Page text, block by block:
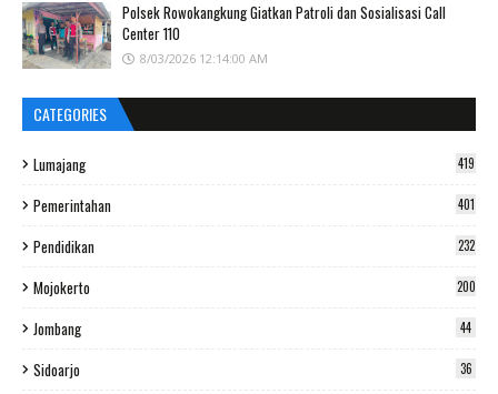
Polsek Rowokangkung Giatkan Patroli dan Sosialisasi Call
Center 110
8/03/2026 12:14:00 AM
CATEGORIES
Lumajang 419
Pemerintahan 401
Pendidikan 232
Mojokerto 200
Jombang 44
Sidoarjo 36